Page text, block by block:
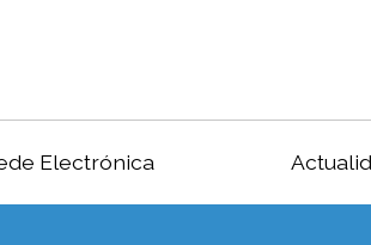
Electrónica